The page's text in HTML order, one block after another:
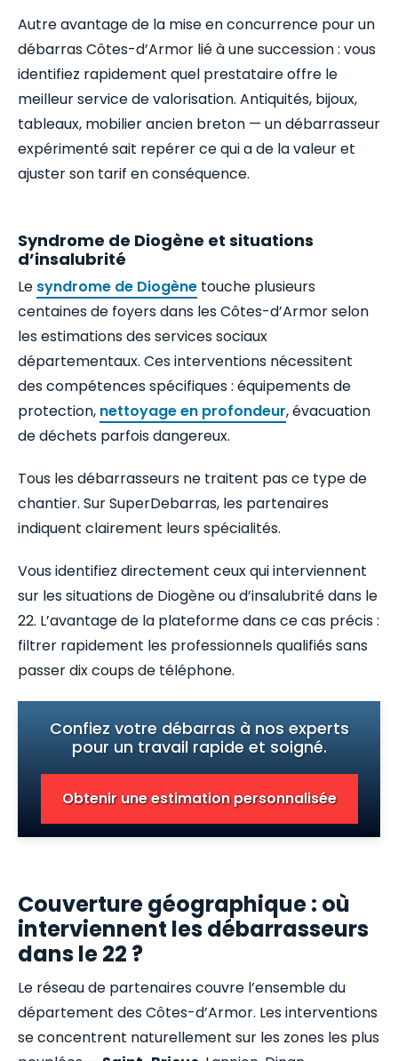
Autre avantage de la mise en concurrence pour un
débarras Côtes-d’Armor lié à une succession : vous
identifiez rapidement quel prestataire offre le
meilleur service de valorisation. Antiquités, bijoux,
tableaux, mobilier ancien breton — un débarrasseur
expérimenté sait repérer ce qui a de la valeur et
ajuster son tarif en conséquence.
Syndrome de Diogène et situations
d’insalubrité
Le syndrome de Diogène touche plusieurs
centaines de foyers dans les Côtes-d’Armor selon
les estimations des services sociaux
départementaux. Ces interventions nécessitent
des compétences spécifiques : équipements de
protection, nettoyage en profondeur, évacuation
de déchets parfois dangereux.
Tous les débarrasseurs ne traitent pas ce type de
chantier. Sur SuperDebarras, les partenaires
indiquent clairement leurs spécialités.
Vous identifiez directement ceux qui interviennent
sur les situations de Diogène ou d’insalubrité dans le
22. L’avantage de la plateforme dans ce cas précis :
filtrer rapidement les professionnels qualifiés sans
passer dix coups de téléphone.
Confiez votre débarras à nos experts
pour un travail rapide et soigné.
Obtenir une estimation personnalisée
Couverture géographique : où
interviennent les débarrasseurs
dans le 22 ?
Le réseau de partenaires couvre l’ensemble du
département des Côtes-d’Armor. Les interventions
se concentrent naturellement sur les zones les plus